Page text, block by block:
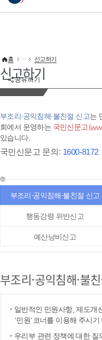
이 누리집은 대한민국 공식 전자정부 누리
공유하기
홈 신고하기
신고하기
부조리·공익침해·불친절 신고는
회에서 운영하는 국민신문고
있습니다.
국민신문고 문의: 1600-8172
부조리·공익침해·불친절 신고
행동강령 위반신고
예산낭비신고
부조리·공익침해·불
일반적인 민원사항, 제도개
'민원'코너를 이용해 주시기
우리부 관련 정책에 대한 질